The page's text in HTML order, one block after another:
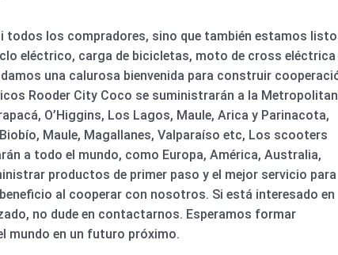
todos los compradores, sino que también estamos
eléctrico, carga de bicicletas, moto de cross eléctrica
una calurosa bienvenida para construir
Rooder City Coco se suministrarán a la
O’Higgins, Los Lagos, Maule, Arica y Parinacota,
Maule, Magallanes, Valparaíso etc, Los scooters
a todo el mundo, como Europa, América, Australia,
productos de primer paso y el mejor servicio para
al cooperar con nosotros. Si está interesado en
no dude en contactarnos. Esperamos formar
mundo en un futuro próximo.